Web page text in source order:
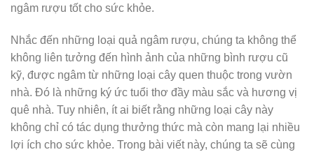
ngâm rượu tốt cho sức khỏe.
Nhắc đến những loại quả ngâm rượu, chúng ta không thể
không liên tưởng đến hình ảnh của những bình rượu cũ
kỹ, được ngâm từ những loại cây quen thuộc trong vườn
nhà. Đó là những ký ức tuổi thơ đầy màu sắc và hương vị
quê nhà. Tuy nhiên, ít ai biết rằng những loại cây này
không chỉ có tác dụng thưởng thức mà còn mang lại nhiều
lợi ích cho sức khỏe. Trong bài viết này, chúng ta sẽ cùng